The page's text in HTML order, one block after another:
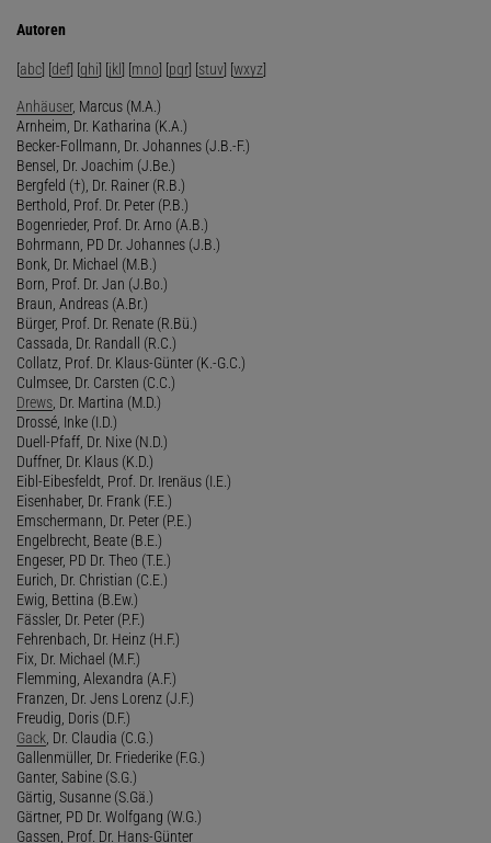
Autoren
[abc] [def] [ghi] [jkl] [mno] [pqr] [stuv] [wxyz]
Anhäuser, Marcus (M.A.)
Arnheim, Dr. Katharina (K.A.)
Becker-Follmann, Dr. Johannes (J.B.-F.)
Bensel, Dr. Joachim (J.Be.)
Bergfeld (†), Dr. Rainer (R.B.)
Berthold, Prof. Dr. Peter (P.B.)
Bogenrieder, Prof. Dr. Arno (A.B.)
Bohrmann, PD Dr. Johannes (J.B.)
Bonk, Dr. Michael (M.B.)
Born, Prof. Dr. Jan (J.Bo.)
Braun, Andreas (A.Br.)
Bürger, Prof. Dr. Renate (R.Bü.)
Cassada, Dr. Randall (R.C.)
Collatz, Prof. Dr. Klaus-Günter (K.-G.C.)
Culmsee, Dr. Carsten (C.C.)
Drews , Dr. Martina (M.D.)
Drossé, Inke (I.D.)
Duell-Pfaff, Dr. Nixe (N.D.)
Duffner, Dr. Klaus (K.D.)
Eibl-Eibesfeldt, Prof. Dr. Irenäus (I.E.)
Eisenhaber, Dr. Frank (F.E.)
Emschermann, Dr. Peter (P.E.)
Engelbrecht, Beate (B.E.)
Engeser, PD Dr. Theo (T.E.)
Eurich, Dr. Christian (C.E.)
Ewig, Bettina (B.Ew.)
Fässler, Dr. Peter (P.F.)
Fehrenbach, Dr. Heinz (H.F.)
Fix, Dr. Michael (M.F.)
Flemming, Alexandra (A.F.)
Franzen, Dr. Jens Lorenz (J.F.)
Freudig, Doris (D.F.)
Gack , Dr. Claudia (C.G.)
Gallenmüller, Dr. Friederike (F.G.)
Ganter, Sabine (S.G.)
Gärtig, Susanne (S.Gä.)
Gärtner, PD Dr. Wolfgang (W.G.)
Gassen, Prof. Dr. Hans-Günter